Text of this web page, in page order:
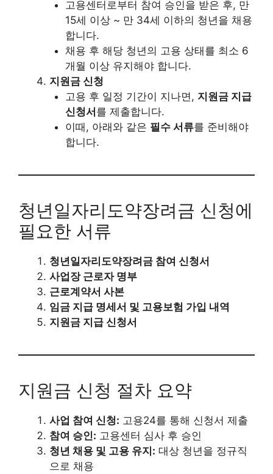
고용센터로부터 참여 승인을 받은 후, 만
15세 이상 ~ 만 34세 이하의 청년을 채용
합니다.
채용 후 해당 청년의 고용 상태를 최소 6
개월 이상 유지해야 합니다.
지원금 신청
고용 후 일정 기간이 지나면, 지원금 지급
신청서를 제출합니다.
이때, 아래와 같은 필수 서류를 준비해야
합니다.
청년일자리도약장려금 신청에
필요한 서류
청년일자리도약장려금 참여 신청서
사업장 근로자 명부
근로계약서 사본
임금 지급 명세서 및 고용보험 가입 내역
지원금 지급 신청서
지원금 신청 절차 요약
사업 참여 신청: 고용24를 통해 신청서 제출
참여 승인: 고용센터 심사 후 승인
청년 채용 및 고용 유지: 대상 청년을 정규직
으로 채용